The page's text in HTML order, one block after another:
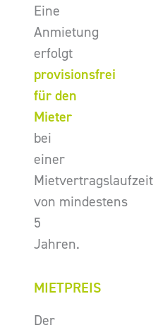
Eine
Anmietung
erfolgt
provisionsfrei
für den
Mieter
bei
einer
Mietvertragslaufzeit
von mindestens
5
Jahren.
MIETPREIS
Der